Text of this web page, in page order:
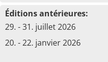
Éditions antérieures:
29. - 31. juillet 2026
20. - 22. janvier 2026